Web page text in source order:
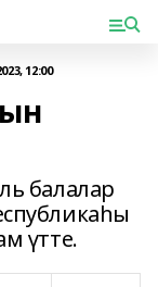
12:00
балалар
үтте.